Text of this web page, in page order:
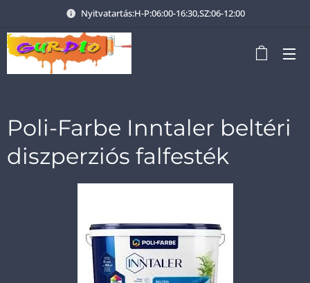
Nyitvatartás:H-P:06:00-16:30,SZ:06-12:00
Poli-Farbe Inntaler beltéri
diszperziós falfesték